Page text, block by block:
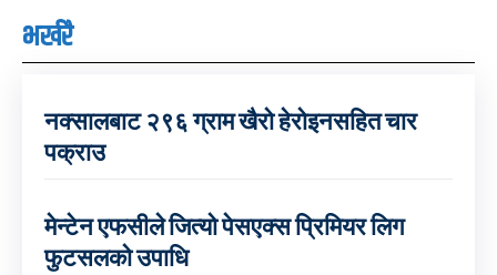
भर्खरै
नक्सालबाट २९६ ग्राम खैरो हेरोइनसहित चार
पक्राउ
मेन्टेन एफसीले जित्यो पेसएक्स प्रिमियर लिग
फुटसलको उपाधि